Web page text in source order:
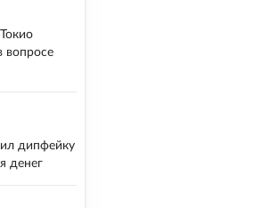
вопросе
дипфейку
денег